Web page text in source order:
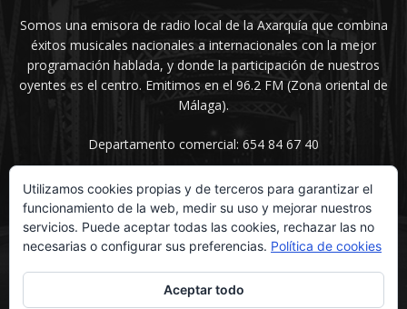
Somos una emisora de radio local de la Axarquía que combina
éxitos musicales nacionales a internacionales con la mejor
programación hablada, y donde la participación de nuestros
oyentes es el centro. Emitimos en el 96.2 FM (Zona oriental de
Málaga).
Departamento comercial: 654 84 67 40
SÍGUENOS
Utilizamos cookies propias y de terceros para garantizar el
funcionamiento de la web, medir su uso y mejorar nuestros
servicios. Puede aceptar todas las cookies, rechazar las no
necesarias o configurar sus preferencias. Política de cookies
Aceptar todo